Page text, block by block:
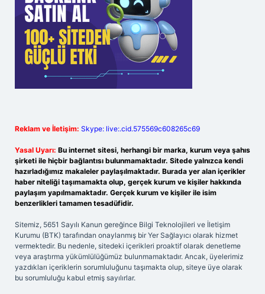
Reklam ve İletişim: Skype: live:.cid.575569c608265c69
Yasal Uyarı: Bu internet sitesi, herhangi bir marka, kurum veya şahıs
şirketi ile hiçbir bağlantısı bulunmamaktadır. Sitede yalnızca kendi
hazırladığımız makaleler paylaşılmaktadır. Burada yer alan içerikler
haber niteliği taşımamakta olup, gerçek kurum ve kişiler hakkında
paylaşım yapılmamaktadır. Gerçek kurum ve kişiler ile isim
benzerlikleri tamamen tesadüfidir.
Sitemiz, 5651 Sayılı Kanun gereğince Bilgi Teknolojileri ve İletişim
Kurumu (BTK) tarafından onaylanmış bir Yer Sağlayıcı olarak hizmet
vermektedir. Bu nedenle, sitedeki içerikleri proaktif olarak denetleme
veya araştırma yükümlülüğümüz bulunmamaktadır. Ancak, üyelerimiz
yazdıkları içeriklerin sorumluluğunu taşımakta olup, siteye üye olarak
bu sorumluluğu kabul etmiş sayılırlar.